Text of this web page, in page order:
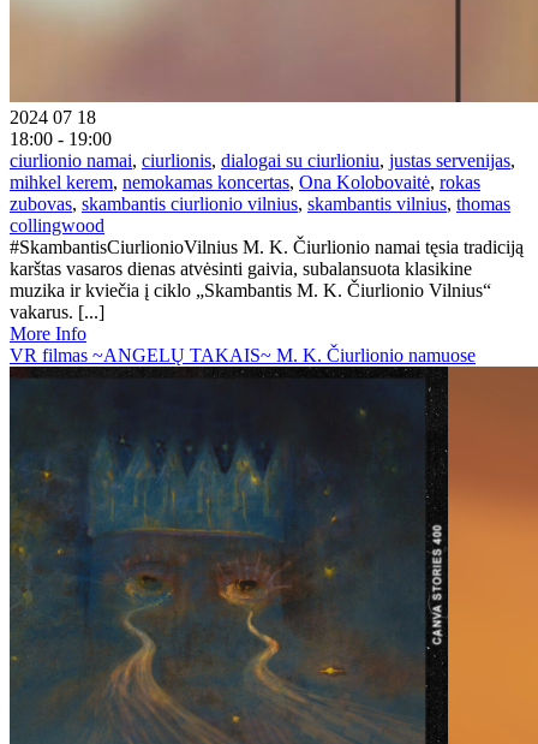
2024 07 18
18:00 - 19:00
ciurlionio namai, ciurlionis, dialogai su ciurlioniu, justas servenijas,
mihkel kerem, nemokamas koncertas, Ona Kolobovaitė, rokas
zubovas, skambantis ciurlionio vilnius, skambantis vilnius, thomas
collingwood
#SkambantisCiurlionioVilnius M. K. Čiurlionio namai tęsia tradiciją
karštas vasaros dienas atvėsinti gaivia, subalansuota klasikine
muzika ir kviečia į ciklo „Skambantis M. K. Čiurlionio Vilnius“
vakarus. [...]
More Info
VR filmas ~ANGELŲ TAKAIS~ M. K. Čiurlionio namuose